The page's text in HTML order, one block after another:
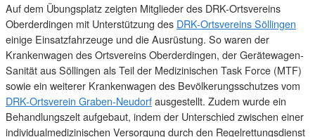
Auf dem Übungsplatz zeigten Mitglieder des DRK-Ortsvereins
Oberderdingen mit Unterstützung des DRK-Ortsvereins Söllingen
einige Einsatzfahrzeuge und die Ausrüstung. So waren der
Krankenwagen des Ortsvereins Oberderdingen, der Gerätewagen-
Sanität aus Söllingen als Teil der Medizinischen Task Force (MTF)
sowie ein weiterer Krankenwagen des Bevölkerungsschutzes vom
DRK-Ortsverein Graben-Neudorfausgestellt. Zudem wurde ein
Behandlungszelt aufgebaut, indem der Unterschied zwischen einer
individualmedizinischen Versorgung durch den Regelrettungsdienst